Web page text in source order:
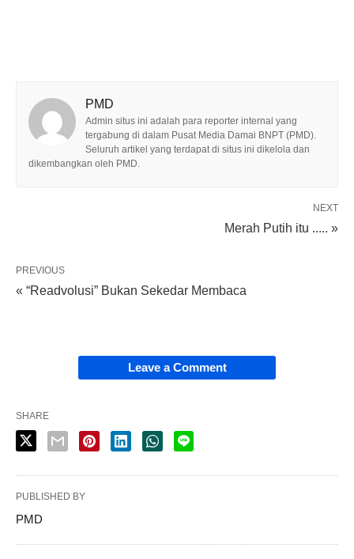
PMD
Admin situs ini adalah para reporter internal yang
tergabung di dalam Pusat Media Damai BNPT (PMD).
Seluruh artikel yang terdapat di situs ini dikelola dan
dikembangkan oleh PMD.
NEXT
Merah Putih itu ..... »
PREVIOUS
« “Readvolusi” Bukan Sekedar Membaca
Leave a Comment
SHARE
PUBLISHED BY
PMD